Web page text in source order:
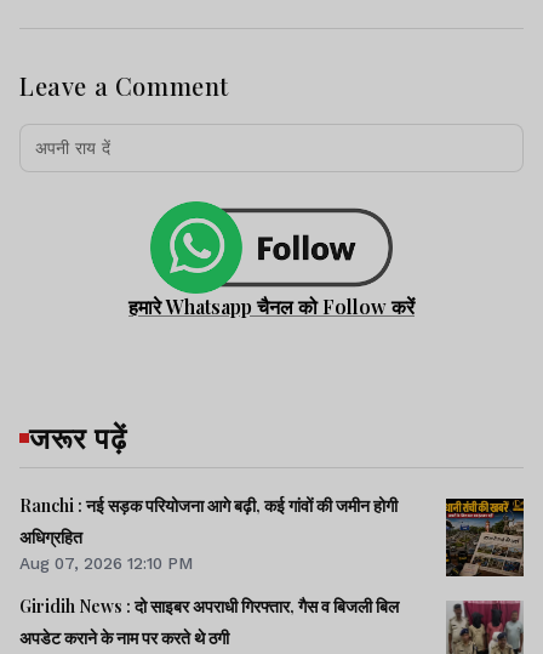
Leave a Comment
हमारे Whatsapp चैनल को Follow करें
जरूर पढ़ें
Ranchi : नई सड़क परियोजना आगे बढ़ी, कई गांवों की जमीन होगी
अधिग्रहित
Aug 07, 2026 12:10 PM
Giridih News : दो साइबर अपराधी गिरफ्तार, गैस व बिजली बिल
अपडेट कराने के नाम पर करते थे ठगी